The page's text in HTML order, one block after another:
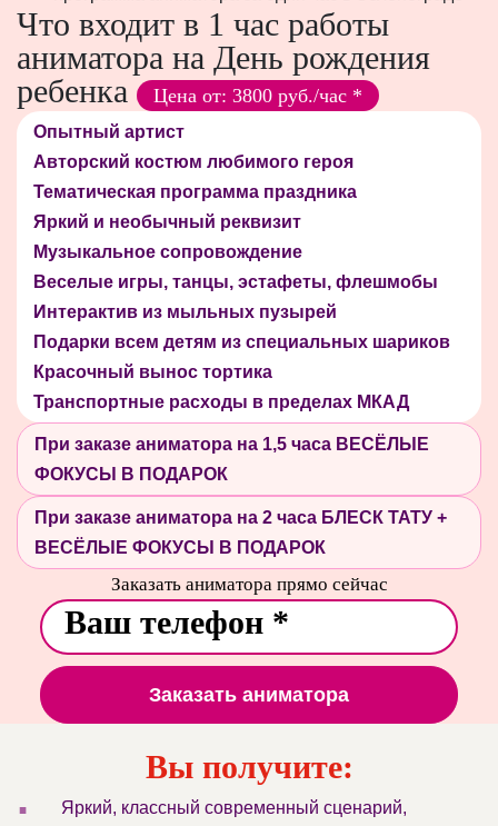
Что входит в 1 час работы
аниматора на День рождения
ребенка
Цена от: 3800 руб./час *
Опытный артист
Авторский костюм любимого героя
Тематическая программа праздника
Яркий и необычный реквизит
Музыкальное сопровождение
Веселые игры, танцы, эстафеты, флешмобы
Интерактив из мыльных пузырей
Подарки всем детям из специальных шариков
Красочный вынос тортика
Транспортные расходы в пределах МКАД
При заказе аниматора на 1,5 часа ВЕСЁЛЫЕ
ФОКУСЫ В ПОДАРОК
При заказе аниматора на 2 часа БЛЕСК ТАТУ +
ВЕСЁЛЫЕ ФОКУСЫ В ПОДАРОК
Заказать аниматора прямо сейчас
Заказать аниматора
Вы получите:
.
Яркий, классный современный сценарий,